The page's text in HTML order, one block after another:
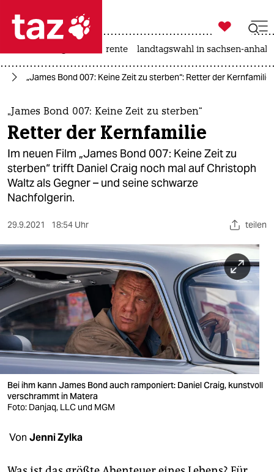
 taz zahl ich
taz zahl ich
themen
politik
öko
gesellschaft
kultur
sport
berlin
nord
wahrheit
verlag
verlag
veranstaltungen

taz zahl ich
rente landtagswahl in sachsen-anhalt
„James Bond 007: Keine Zeit zu sterben“: Retter der Kernfamilie
„James Bond 007: Keine Zeit zu sterben“
Retter der Kernfamilie
Im neuen Film „James Bond 007: Keine Zeit zu
sterben“ trifft Daniel Craig noch mal auf Christoph
Waltz als Gegner – und seine schwarze
Nachfolgerin.
29.9.2021 18:54 Uhr teilen
Bei ihm kann James Bond auch ramponiert: Daniel Craig, kunstvoll
verschrammt in Matera
Foto: Danjaq, LLC und MGM
Von Jenni Zylka